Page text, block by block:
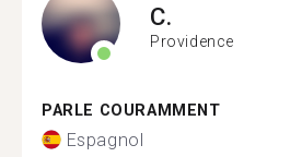
C.
Providence
PARLE COURAMMENT
Espagnol